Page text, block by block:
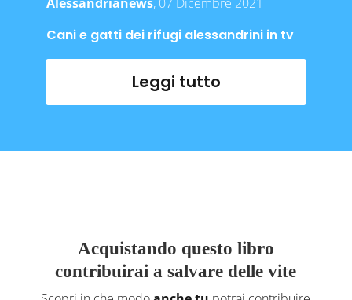
Cani e gatti dei rifugi alessandrini in tv
Leggi tutto
Acquistando questo libro
contribuirai a salvare delle vite